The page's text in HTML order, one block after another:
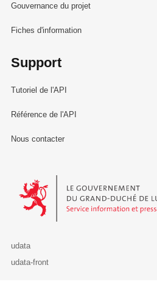
Gouvernance du projet
Fiches d'information
Support
Tutoriel de l'API
Référence de l'API
Nous contacter
Le Gouvernement du Grand-Duché
udata
udata-front